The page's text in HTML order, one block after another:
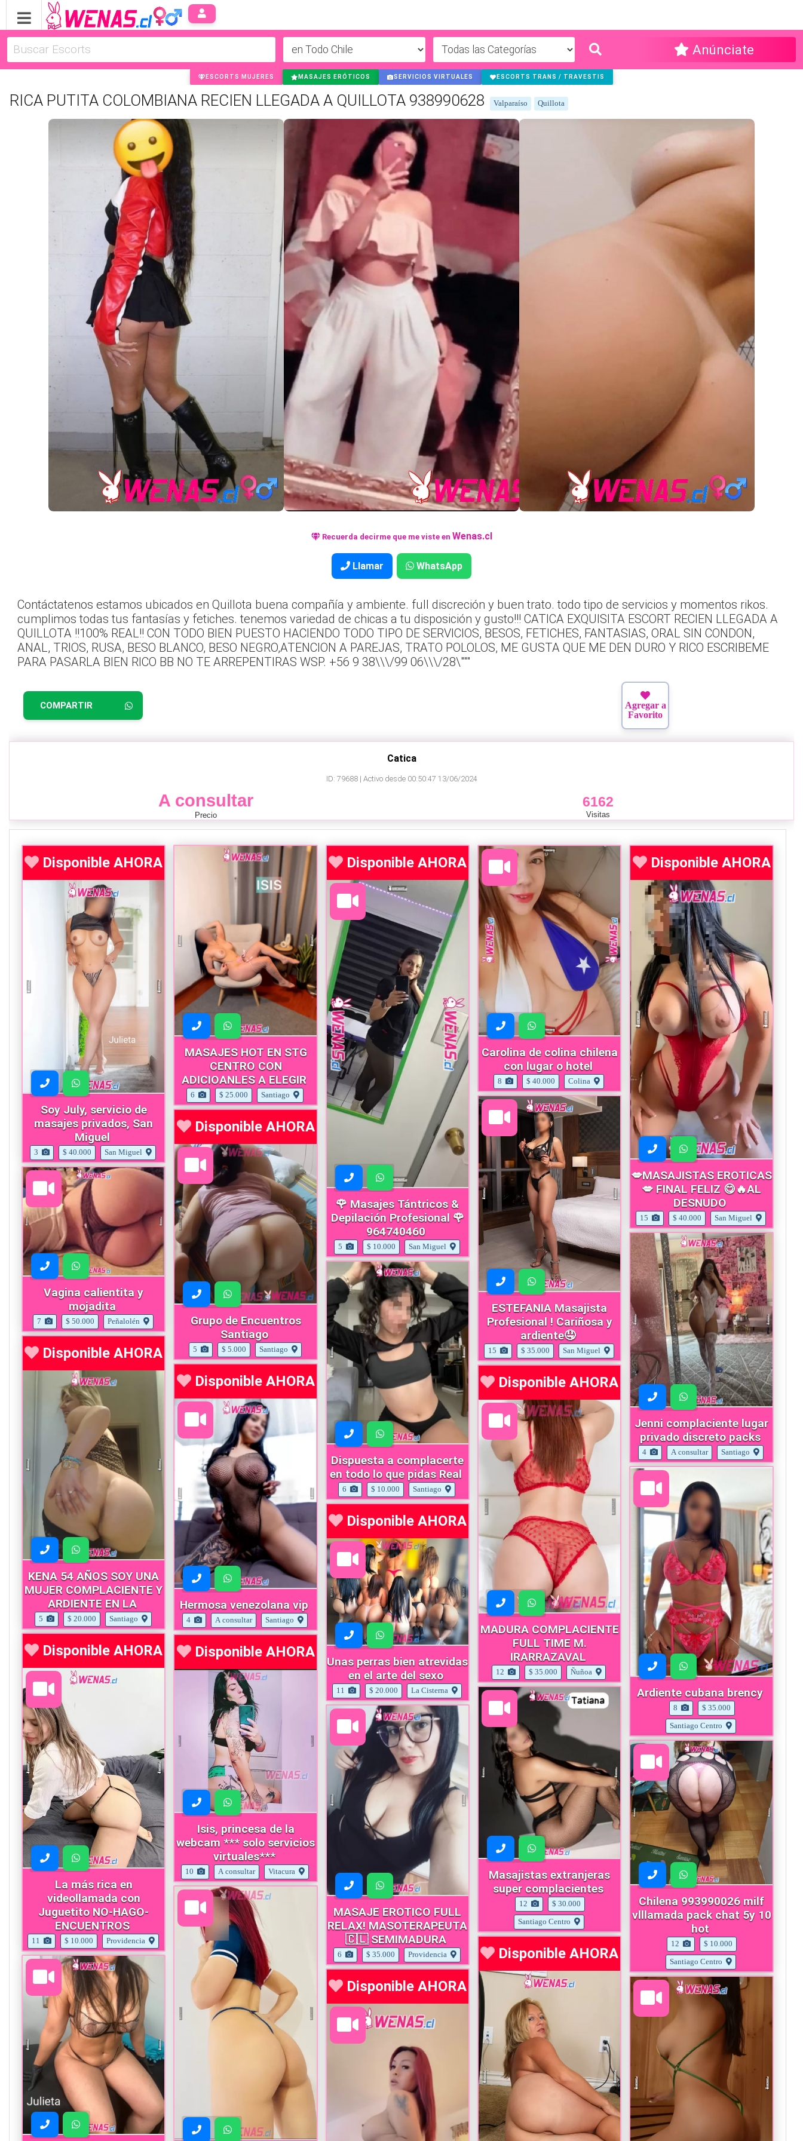
Anúnciate
ESCORTS MUJERES MASAJES ERÓTICOS SERVICIOS VIRTUALES ESCORTS TRANS / TRAVESTIS
RICA PUTITA COLOMBIANA RECIEN LLEGADA A QUILLOTA 938990628 Valparaíso Quillota
Recuerda decirme que me viste en Wenas.cl
Llamar WhatsApp
Contáctatenos estamos ubicados en Quillota buena compañía y ambiente. full discreción y buen trato. todo tipo de servicios y momentos rikos.
cumplimos todas tus fantasías y fetiches. tenemos variedad de chicas a tu disposición y gusto!!! CATICA EXQUISITA ESCORT RECIEN LLEGADA A
QUILLOTA !!100% REAL!! CON TODO BIEN PUESTO HACIENDO TODO TIPO DE SERVICIOS, BESOS, FETICHES, FANTASIAS, ORAL SIN CONDON,
ANAL, TRIOS, RUSA, BESO BLANCO, BESO NEGRO,ATENCION A PAREJAS, TRATO POLOLOS, ME GUSTA QUE ME DEN DURO Y RICO ESCRIBEME
PARA PASARLA BIEN RICO BB NO TE ARREPENTIRAS WSP. +56 9 38\\\/99 06\\\/28\"""
COMPARTIR
Agregar a
Favorito
Catica
ID: 79688 | Activo desde 00:50:47 13/06/2024
A consultar
Precio
6162
Visitas
Disponible AHORA
Soy July, servicio de
masajes privados, San
Miguel
3 $ 40.000 San Miguel
Vagina calientita y
mojadita
7 $ 50.000 Peñalolén
Disponible AHORA
KENA 54 AÑOS SOY UNA
MUJER COMPLACIENTE Y
ARDIENTE EN LA
5 $ 20.000 Santiago
Disponible AHORA
La más rica en
videollamada con
Juguetito NO-HAGO-
ENCUENTROS
11 $ 10.000 Providencia
MASAJES HOT EN STG
CENTRO CON
ADICIOANLES A ELEGIR
6 $ 25.000 Santiago
Disponible AHORA
Grupo de Encuentros
Santiago
5 $ 5.000 Santiago
Disponible AHORA
Hermosa venezolana vip
4 A consultar Santiago
Disponible AHORA
Isis, princesa de la
webcam *** solo servicios
virtuales***
10 A consultar Vitacura
Disponible AHORA
🌹 Masajes Tántricos &
Depilación Profesional 🌹
964740460
5 $ 10.000 San Miguel
Dispuesta a complacerte
en todo lo que pidas Real
6 $ 10.000 Santiago
Disponible AHORA
Unas perras bien atrevidas
en el arte del sexo
11 $ 20.000 La Cisterna
MASAJE EROTICO FULL
RELAX! MASOTERAPEUTA
🇨🇱 SEMIMADURA
6 $ 35.000 Providencia
Disponible AHORA
Carolina de colina chilena
con lugar o hotel
8 $ 40.000 Colina
ESTEFANIA Masajista
Profesional ! Cariñosa y
ardiente🤤
15 $ 35.000 San Miguel
Disponible AHORA
MADURA COMPLACIENTE
FULL TIME M.
IRARRAZAVAL
12 $ 35.000 Ñuñoa
Masajistas extranjeras
super complacientes
12
$ 30.000
Santiago Centro
Disponible AHORA
Disponible AHORA
💋MASAJISTAS EROTICAS
💋 FINAL FELIZ 😋🔥AL
DESNUDO
15 $ 40.000 San Miguel
Jenni complaciente lugar
privado discreto packs
4 A consultar Santiago
Ardiente cubana brency
8
$ 35.000
Santiago Centro
Chilena 993990026 milf
vlllamada pack chat 5y 10
hot
12
$ 10.000
Santiago Centro